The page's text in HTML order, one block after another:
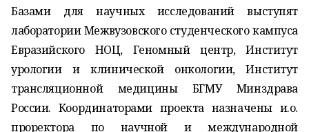
Базами для научных исследований выступят
лаборатории Межвузовского студенческого кампуса
Евразийского НОЦ, Геномный центр, Институт
урологии и клинической онкологии, Институт
трансляционной медицины БГМУ Минздрава
России. Координаторами проекта назначены и.о.
проректора по научной и международной